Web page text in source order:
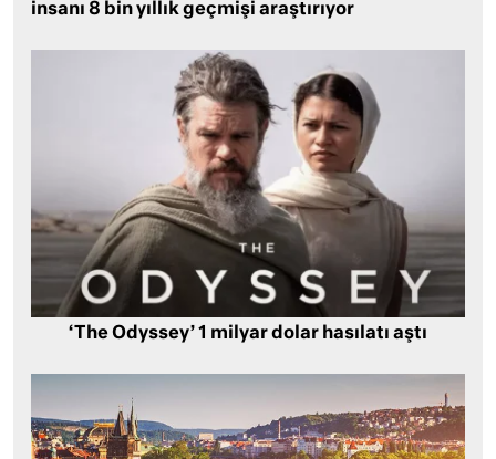
insanı 8 bin yıllık geçmişi araştırıyor
‘The Odyssey’ 1 milyar dolar hasılatı aştı